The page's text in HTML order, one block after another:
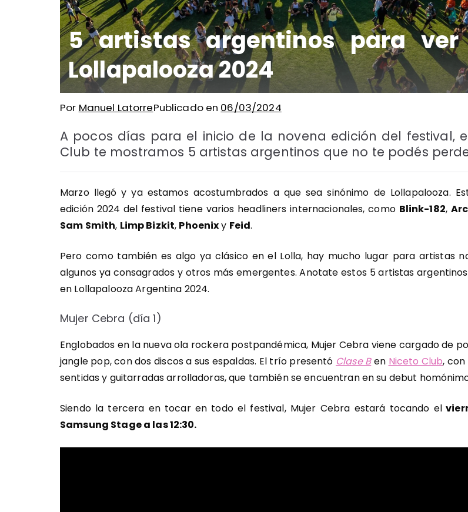
5 artistas argentinos para ver
Lollapalooza 2024
Por Manuel LatorrePublicado en 06/03/2024
A pocos días para el inicio de la novena edición del festival,
Club te mostramos 5 artistas argentinos que no te podés
Marzo llegó y ya estamos acostumbrados a que sea sinónimo de Lollapalooza.
edición 2024 del festival tiene varios headliners internacionales, como Blink-182,
Sam Smith, Limp Bizkit, Phoenixy Feid.
Pero como también es algo ya clásico en el Lolla, hay mucho lugar para artistas
algunos ya consagrados y otros más emergentes. Anotate estos 5 artistas
en Lollapalooza Argentina 2024.
Mujer Cebra (día 1)
Englobados en la nueva ola rockera postpandémica, Mujer Cebra viene cargado de
jangle pop, con dos discos a sus espaldas. El trío presentó Clase Ben Niceto Club,
sentidas y guitarradas arrolladoras, que también se encuentran en su debut homónimo
Siendo la tercera en tocar en todo el festival, Mujer Cebra estará tocando el
Samsung Stage a las 12:30.